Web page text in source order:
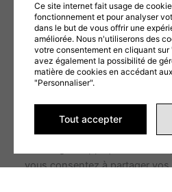
Ce formulaire est protégé par
Politiques de confidentialité
et
vous consentez à partager
Ce site internet fait usage de
fonctionnement et pour analyser
dans le but de vous offrir une
améliorée. Nous n'utiliserons des
votre consentement en cliquant sur
avez également la possibilité de
matière de cookies en accédant
"Personnaliser".
Tout accepter